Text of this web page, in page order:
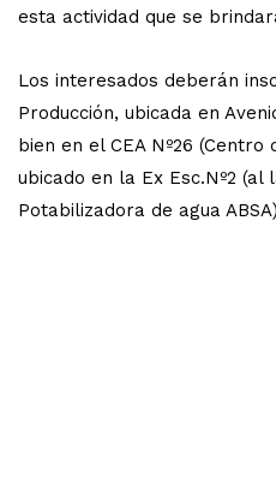
esta actividad que se
Los interesados deberán
Producción, ubicada en
bien en el CEA Nº26 (Centro
ubicado en la Ex Esc.Nº2 (al
Potabilizadora de agua